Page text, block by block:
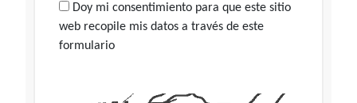
Doy mi consentimiento para que este sitio
web recopile mis datos a través de este
formulario